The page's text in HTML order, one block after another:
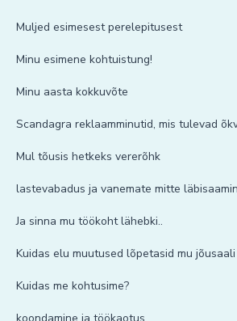
Muljed esimesest perelepitusest
Minu esimene kohtuistung!
Minu aasta kokkuvõte
Scandagra reklaamminutid, mis tulevad
Mul tõusis hetkeks vererõhk
lastevabadus ja vanemate mitte
Ja sinna mu töökoht lähebki..
Kuidas elu muutused lõpetasid mu
Kuidas me kohtusime?